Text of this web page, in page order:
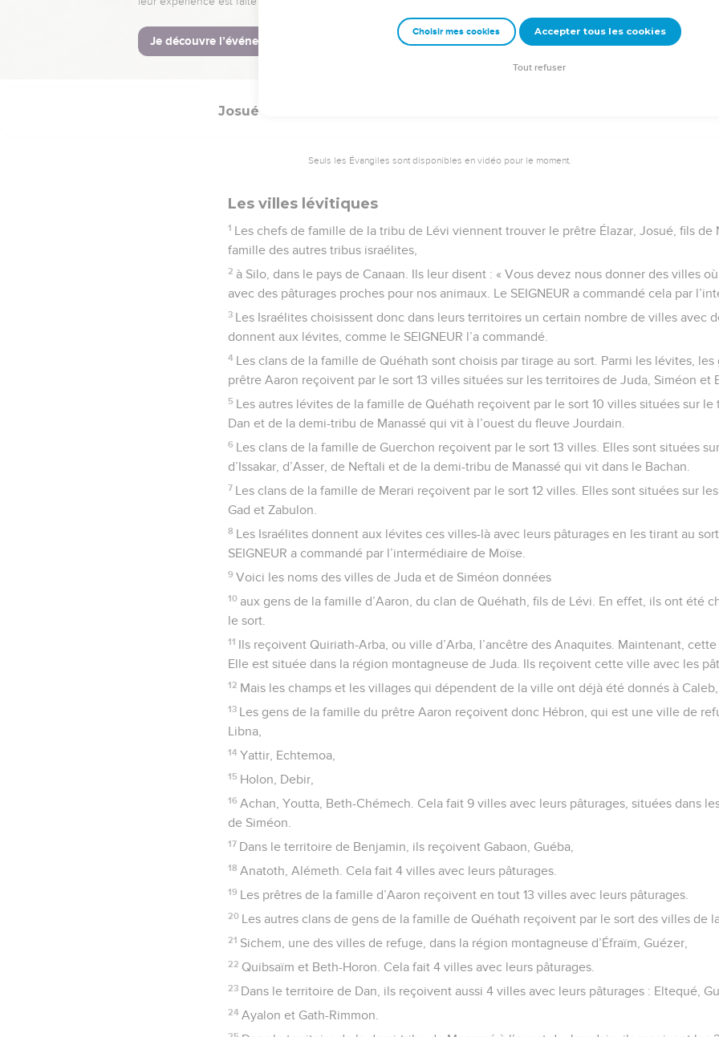
chargé de venger le mort. Ainsi, lui-même ne risque pas d’être tué avant que la
© Société biblique française – Bibli’O, 2000, avec autorisation. Pour vous procurer une Bible imprimée, rendez-
Josué
Seuls les Évangiles sont disponibles en vidéo pour le moment.
Les villes lévitiques
1 Les chefs de famille de la tribu de Lévi viennent trouver le prêtre Élazar, Josué, fils de
famille des autres tribus israélites,
2 à Silo, dans le pays de Canaan. Ils leur disent : « Vous devez nous donner des villes
avec des pâturages proches pour nos animaux. Le SEIGNEUR a commandé cela par
3 Les Israélites choisissent donc dans leurs territoires un certain nombre de villes avec
donnent aux lévites, comme le SEIGNEUR l’a commandé.
4 Les clans de la famille de Quéhath sont choisis par tirage au sort. Parmi les lévites,
prêtre Aaron reçoivent par le sort 13 villes situées sur les territoires de Juda, Siméon et
5 Les autres lévites de la famille de Quéhath reçoivent par le sort 10 villes situées sur le
Dan et de la demi-tribu de Manassé qui vit à l’ouest du fleuve Jourdain.
6 Les clans de la famille de Guerchon reçoivent par le sort 13 villes. Elles sont situées
d’Issakar, d’Asser, de Neftali et de la demi-tribu de Manassé qui vit dans le Bachan.
7 Les clans de la famille de Merari reçoivent par le sort 12 villes. Elles sont situées sur
Gad et Zabulon.
8 Les Israélites donnent aux lévites ces villes-là avec leurs pâturages en les tirant au
SEIGNEUR a commandé par l’intermédiaire de Moïse.
9 Voici les noms des villes de Juda et de Siméon données
10 aux gens de la famille d’Aaron, du clan de Quéhath, fils de Lévi. En effet, ils ont été
le sort.
11 Ils reçoivent Quiriath-Arba, ou ville d’Arba, l’ancêtre des Anaquites. Maintenant, cette
Elle est située dans la région montagneuse de Juda. Ils reçoivent cette ville avec les
12 Mais les champs et les villages qui dépendent de la ville ont déjà été donnés à
13 Les gens de la famille du prêtre Aaron reçoivent donc Hébron, qui est une ville de
Libna,
14 Yattir, Echtemoa,
15 Holon, Debir,
16 Achan, Youtta, Beth-Chémech. Cela fait 9 villes avec leurs pâturages, situées dans
de Siméon.
17 Dans le territoire de Benjamin, ils reçoivent Gabaon, Guéba,
18 Anatoth, Alémeth. Cela fait 4 villes avec leurs pâturages.
19 Les prêtres de la famille d’Aaron reçoivent en tout 13 villes avec leurs pâturages.
20 Les autres clans de gens de la famille de Quéhath reçoivent par le sort des villes de
21 Sichem, une des villes de refuge, dans la région montagneuse d’Éfraïm, Guézer,
22 Quibsaïm et Beth-Horon. Cela fait 4 villes avec leurs pâturages.
23 Dans le territoire de Dan, ils reçoivent aussi 4 villes avec leurs pâturages : Eltequé,
24 Ayalon et Gath-Rimmon.
Choisir mes cookies Accepter tous les cookies
Tout refuser